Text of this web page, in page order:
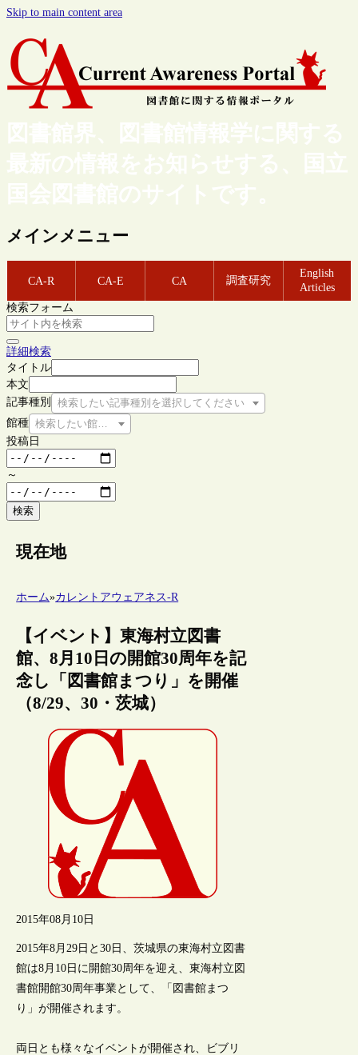
Skip to main content area
図書館界、図書館情報学に関する
最新の情報をお知らせする、国立
国会図書館のサイトです。
メインメニュー
CA-R CA-E CA 調査研究
English
Articles
検索フォーム
詳細検索
タイトル
本文
記事種別
検索したい記事種別を選択してください
館種 検索したい館種を選択してください
投稿日
～
検索
現在地
ホーム»カレントアウェアネス-R
【イベント】東海村立図書
館、8月10日の開館30周年を記
念し「図書館まつり」を開催
（8/29、30・茨城）
2015年08月10日
2015年8月29日と30日、茨城県の東海村立図書
館は8月10日に開館30周年を迎え、東海村立図
書館開館30周年事業として、「図書館まつ
り」が開催されます。
両日とも様々なイベントが開催され、ビブリ